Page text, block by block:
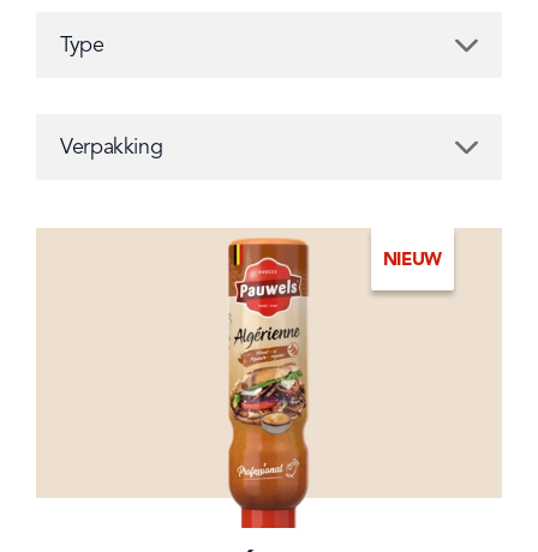
Type
Verpakking
NIEUW